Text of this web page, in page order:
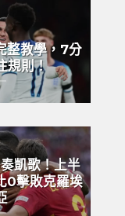
整教學，7分
規則！
凱歌！上半
0擊敗克羅埃